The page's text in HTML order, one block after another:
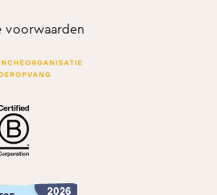
voorwaarden